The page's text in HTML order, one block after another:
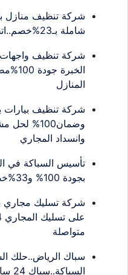
شركة تنظيف منازل
شاملة بـ23%خصم..اتصل بنا الـأن
المنازل
وانسداد المجاري
تأسيس السباكة في
بجودة 100% و33%خصم فوري اتصل الـأن
متواصلة
سباك الرياض..حلك
السباكة..سباك 24 ساعة بالرياض